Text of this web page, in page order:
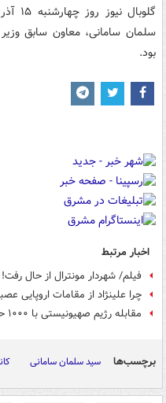
سلمان سامانی، معاون سابق
بود.
اخبار مرتبط
فیلم/ شهردار مونترال از حال رفت!
چرا علینژاد از مقامات اروپایی
مقابله رژیم صهیونیستی با ۱۰۰۰ حمله سایبری بزرگ در سال ۲۰۲۲
برچسب‌ها سید سلمان سامانی